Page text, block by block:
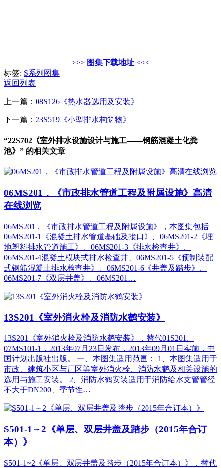
>>> 图集下载地址 <<<
标签: S系列图集
返回列表
上一篇： 08S126《热水器选用及安装》
下一篇： 23S519《小型排水构筑物》
“22S702《室外排水设施设计与施工——钢筋混凝土化粪
池》” 的相关文章
06MS201，《市政排水管道工程及附属设施》高清
在线浏览
06MS201，《市政排水管道工程及附属设施》，本图集包括
06MS201-1《混凝土排水管道基础及接口》、06MS201-2《埋
地塑料排水管道施工》、06MS201-3《排水检查井》、
06MS201-4混凝土模块式排水检查井、06MS201-5《预制装配
式钢筋混凝土排水检查井》、06MS201-6《井盖及踏步》、
06MS201-7《双层井盖》、06MS201…
13S201《室外消火栓及消防水鹤安装》
13S201《室外消火栓及消防水鹤安装》，替代01S201、
07MS101-1，2013年07月23日发布，2013年09月01日实施，中
国计划出版社出版。 一、本图集适用范围： 1、本图集适用于
市政、建筑小区与厂区等室外消火栓、消防水鹤及相关设施的
选用与施工安装。 2、消防水鹤安装适用于消防给水支管管径
不大于DN200、季节性…
S501-1～2《单层、双层井盖及踏步（2015年合订
本）》
S501-1~2《单层、双层井盖及踏步（2015年合订本）》，替代